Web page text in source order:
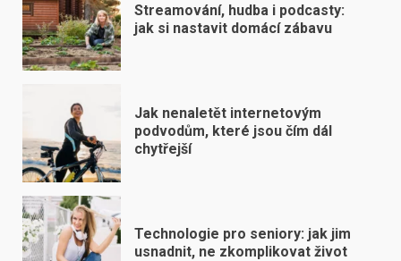
Streamování, hudba i podcasty:
jak si nastavit domácí zábavu
Jak nenaletět internetovým
podvodům, které jsou čím dál
chytřejší
Technologie pro seniory: jak jim
usnadnit, ne zkomplikovat život